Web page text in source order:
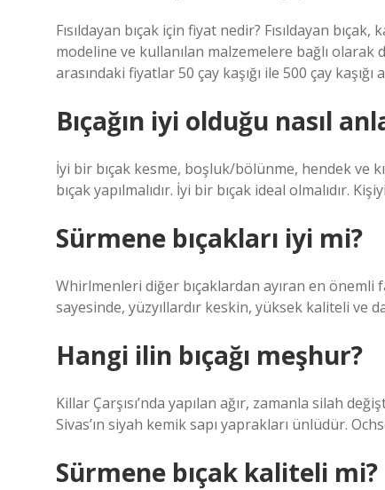
Fısıldayan bıçak için fiyat nedir? Fısıldayan
modeline ve kullanılan malzemelere bağlı
arasındaki fiyatlar 50 çay kaşığı ile 500 çay
Bıçağın iyi olduğu nasıl
İyi bir bıçak kesme, boşluk/bölünme, hendek ve
bıçak yapılmalıdır. İyi bir bıçak ideal olmalıdır.
Sürmene bıçakları iyi mi?
Whirlmenleri diğer bıçaklardan ayıran en önemli
sayesinde, yüzyıllardır keskin, yüksek kaliteli ve
Hangi ilin bıçağı meşhur?
Killar Çarşısı’nda yapılan ağır, zamanla silah
Sivas’ın siyah kemik sapı yaprakları ünlüdür.
Sürmene bıçak kaliteli mi?